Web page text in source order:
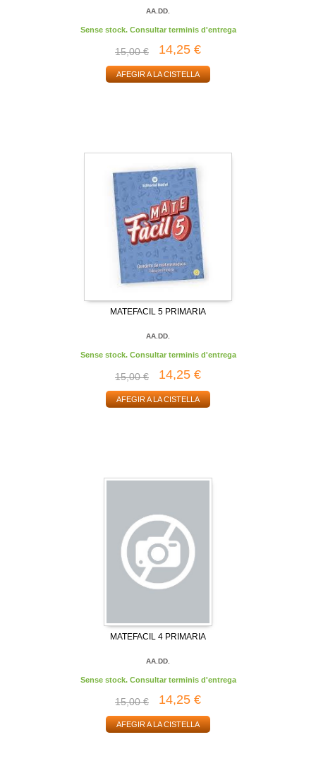
AA.DD.
Sense stock. Consultar terminis d'entrega
15,00 € 14,25 €
AFEGIR A LA CISTELLA
MATEFACIL 5 PRIMARIA
AA.DD.
Sense stock. Consultar terminis d'entrega
15,00 € 14,25 €
AFEGIR A LA CISTELLA
MATEFACIL 4 PRIMARIA
AA.DD.
Sense stock. Consultar terminis d'entrega
15,00 € 14,25 €
AFEGIR A LA CISTELLA